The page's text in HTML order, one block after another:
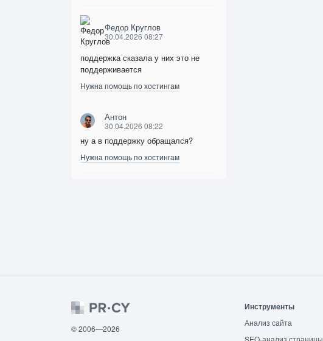
Федор Круглов
30.04.2026 08:27
поддержка сказала у них это не
поддерживается
Нужна помощь по хостингам
Антон
30.04.2026 08:22
ну а в поддержку обращался?
Нужна помощь по хостингам
© 2006—2026
Инструменты
Анализ сайта